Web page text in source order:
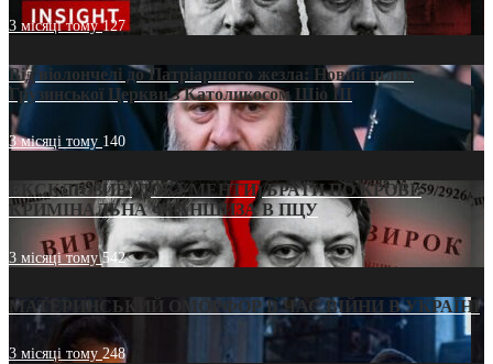
3 місяці тому127
Від віолончелі до Патріаршого жезла: Новий шлях
Грузинської Церкви з Католикосом Шіо III
3 місяці тому 140
ЕКСКЛЮЗИВ (ДОКУМЕНТИ)/БРАТИ ПО КРОВІ:
КРИМІНАЛЬНА ФРАНШИЗА В ПЦУ
3 місяці тому542
МАТЕРИНСЬКИЙ ОМОРФОР В ЧАС ВІЙНИ В УКРАЇНІ
3 місяці тому248